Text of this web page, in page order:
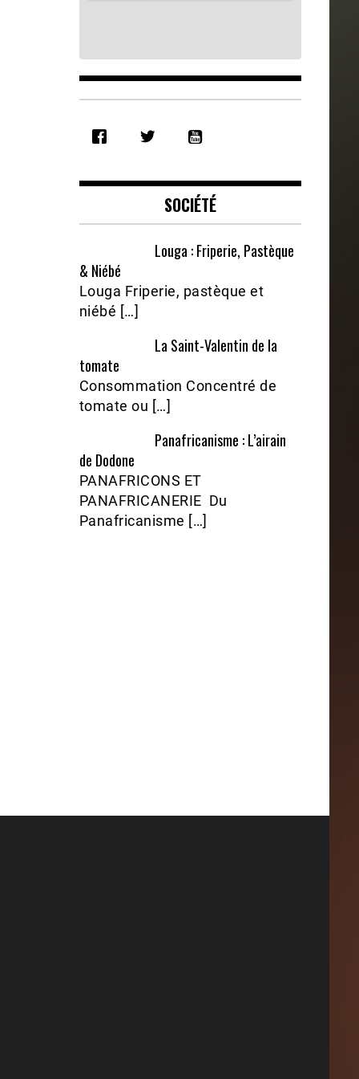
RSS FEED
EMBED
SOCIÉTÉ
Louga : Friperie, Pastèque
& Niébé
Louga Friperie, pastèque et
niébé […]
La Saint-Valentin de la
tomate
Consommation Concentré de
tomate ou […]
Panafricanisme : L’airain
de Dodone
PANAFRICONS ET
PANAFRICANERIE Du
Panafricanisme […]